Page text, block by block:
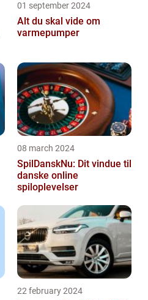
01 september 2024
Alt du skal vide om
varmepumper
08 march 2024
SpilDanskNu: Dit vindue til
danske online
spiloplevelser
22 february 2024